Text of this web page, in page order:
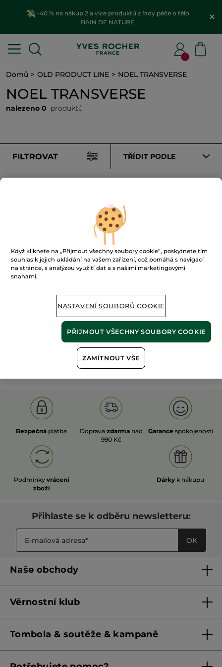
-40 % na nákup 2 a více produktů z řady péče o tělo
BAIN DE NATURE
Domů OLD PRODUCT LINE NOEL TRANSVERSE
NOEL TRANSVERSE
nalezeno 0 produktů
FILTROVAT TŘÍDIT PODLE
Zobrazit více
OLD PRODUCT LINE LES DEODORANTS NAT.
Bezpečná platba Doprava zdarma nad
990 Kč
Garance spokojenosti
Podmínky vrácení
zboží
Dárky k nákupu
Přihlaste se k odběru newsletteru:
OK
Naše obchody
Franšízing
Věrnostní klub
Pravidla věrnostního klubu od 1. 6. 2026
Tombola & soutěže & kampaně
Když kliknete na „Přijmout všechny soubory cookie“, poskytnete tím
souhlas k jejich ukládání na vašem zařízení, což pomáhá s navigací
na stránce, s analýzou využití dat a s našimi marketingovými
snahami.
NASTAVENÍ SOUBORŮ COOKIE
ZAMÍTNOUT VŠE
PŘIJMOUT VŠECHNY SOUBORY COOKIE